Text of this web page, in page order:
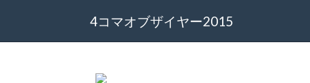
4コマオブザイヤー2015